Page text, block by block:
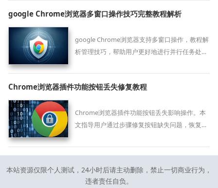
google Chrome浏览器多窗口操作技巧完整教程解析
google Chrome浏览器支持多窗口操作，教程解
析管理技巧，帮助用户更好地进行并行任务处
Chrome浏览器插件功能按钮丢失修复教程
Chrome浏览器插件功能按钮丢失影响操作。本
文指导用户通过步骤修复按钮缺失问题，恢复插
本站资源仅限个人测试，24小时后请主动删除，禁止一切商业行为，
违者责任自负。